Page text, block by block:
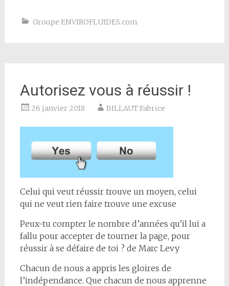
Groupe ENVIROFLUIDES.com
Autorisez vous à réussir !
26 janvier 2018 BILLAUT Fabrice
Celui qui veut réussir trouve un moyen, celui
qui ne veut rien faire trouve une excuse
Peux-tu compter le nombre d’années qu’il lui a
fallu pour accepter de tourner la page, pour
réussir à se défaire de toi ? de Marc Levy
Chacun de nous a appris les gloires de
l’indépendance. Que chacun de nous apprenne